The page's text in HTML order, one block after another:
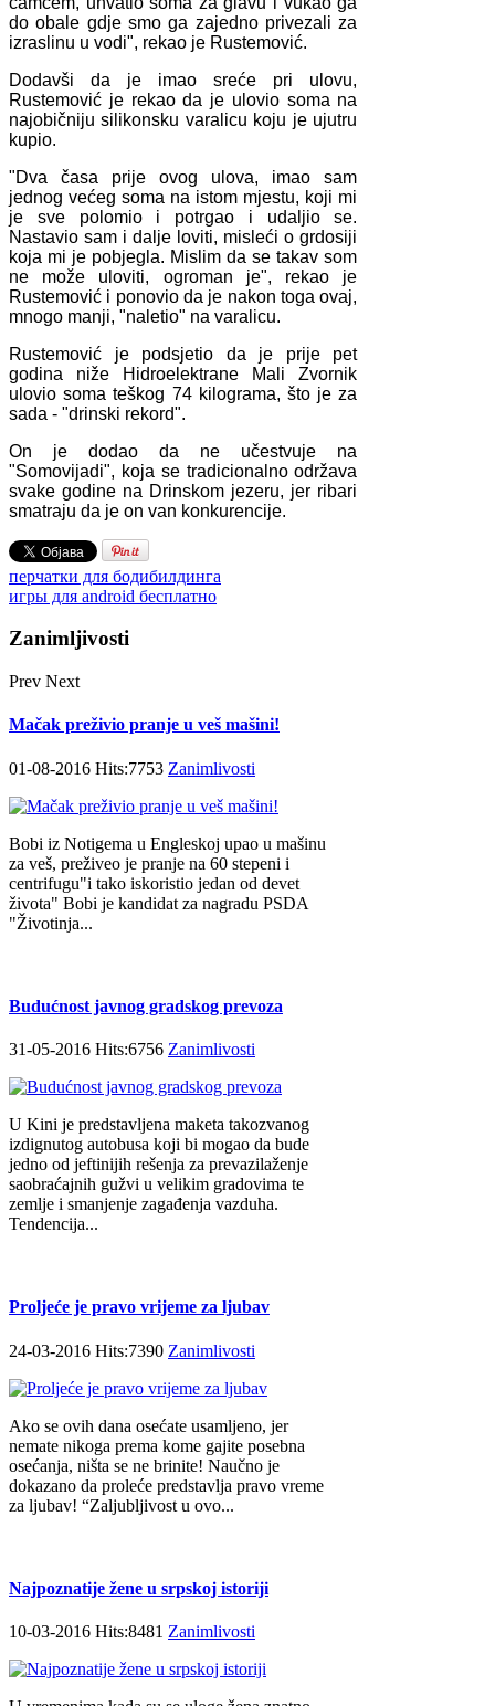
do obale gdje smo ga zajedno privezali za
izraslinu u vodi", rekao je Rustemović.
Dodavši da je imao sreće pri ulovu,
Rustemović je rekao da je ulovio soma na
najobičniju silikonsku varalicu koju je ujutru
kupio.
"Dva časa prije ovog ulova, imao sam
jednog većeg soma na istom mjestu, koji mi
je sve polomio i potrgao i udaljio se.
Nastavio sam i dalje loviti, misleći o grdosiji
koja mi je pobjegla. Mislim da se takav som
ne može uloviti, ogroman je", rekao je
Rustemović i ponovio da je nakon toga ovaj,
mnogo manji, "naletio" na varalicu.
Rustemović je podsjetio da je prije pet
godina niže Hidroelektrane Mali Zvornik
ulovio soma teškog 74 kilograma, što je za
sada - "drinski rekord".
On je dodao da ne učestvuje na
"Somovijadi", koja se tradicionalno održava
svake godine na Drinskom jezeru, jer ribari
smatraju da je on van konkurencije.
перчатки для бодибилдинга
игры для android бесплатно
Zanimljivosti
Prev Next
Mačak preživio pranje u veš mašini!
01-08-2016 Hits:7753 Zanimlivosti
Bobi iz Notigema u Engleskoj upao u mašinu
za veš, preživeo je pranje na 60 stepeni i
centrifugu"i tako iskoristio jedan od devet
života" Bobi je kandidat za nagradu PSDA
"Životinja...
Budućnost javnog gradskog prevoza
31-05-2016 Hits:6756 Zanimlivosti
U Kini je predstavljena maketa takozvanog
izdignutog autobusa koji bi mogao da bude
jedno od jeftinijih rešenja za prevazilaženje
saobraćajnih gužvi u velikim gradovima te
zemlje i smanjenje zagađenja vazduha.
Tendencija...
Proljeće je pravo vrijeme za ljubav
24-03-2016 Hits:7390 Zanimlivosti
Ako se ovih dana osećate usamljeno, jer
nemate nikoga prema kome gajite posebna
osećanja, ništa se ne brinite! Naučno je
dokazano da proleće predstavlja pravo vreme
za ljubav! “Zaljubljivost u ovo...
Najpoznatije žene u srpskoj istoriji
10-03-2016 Hits:8481 Zanimlivosti